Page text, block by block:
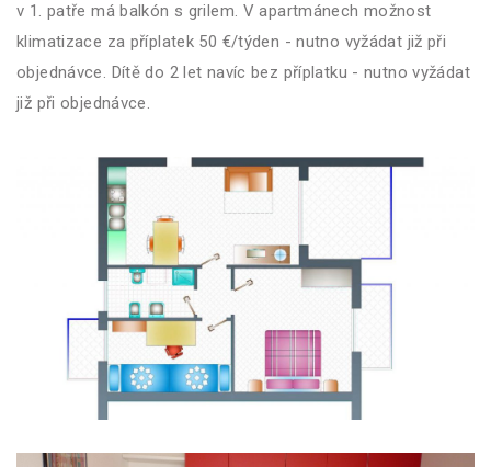
v 1. patře má balkón s grilem. V apartmánech možnost
klimatizace za příplatek 50 €/týden - nutno vyžádat již při
objednávce. Dítě do 2 let navíc bez příplatku - nutno vyžádat
již při objednávce.